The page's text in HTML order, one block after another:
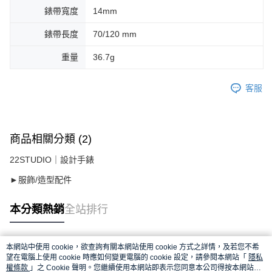
錶帶寬度 14mm
錶帶長度 70/120 mm
重量 36.7g
客服
商品相關分類 (2)
22STUDIO｜設計手錶
►服飾/造型配件
本分類熱銷全站排行
熱門標籤
本網站中使用 cookie，欲查詢有關本網站使用 cookie 方式之詳情，及若您不希
望在電腦上使用 cookie 時應如何變更電腦的 cookie 設定，請參閱本網站「 隱私
權條款 」之 Cookie 聲明。您繼續使用本網站即表示您同意本公司得按本網站使